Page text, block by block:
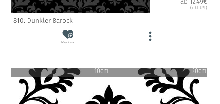
(inkl. USt)
810: Dunkler Barock
Merken
10cm 20cm